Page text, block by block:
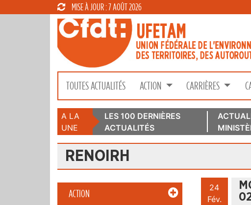
MISE À JOUR : 7 AOÛT 2026
TOUTES ACTUALITÉS ACTION CARRIÈRES
A LA
UNE
LES 100 DERNIÈRES
ACTUALITÉS
RENOIRH
ACTION
24
Fév.